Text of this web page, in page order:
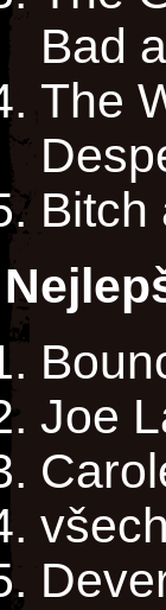
Bad
The
Bitch
Joe